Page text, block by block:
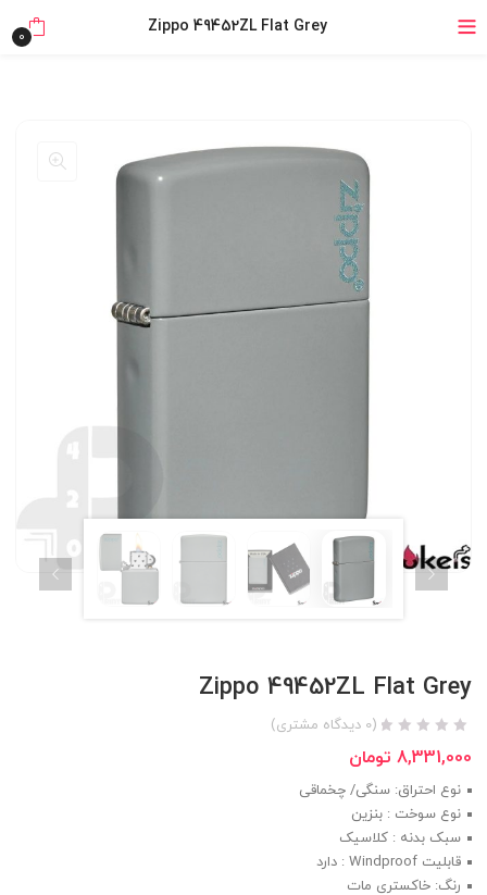
خرید قسطی با ترب‌پی
Zippo 49452ZL Flat Grey
0
Zippo 49452ZL Flat Grey
(
0 دیدگاه مشتری)
8,331,000 تومان
نوع احتراق: سنگی/ چخماقی
نوع سوخت : بنزین
سبک بدنه : کلاسیک
قابلیت Windproof : دارد
رنگ: خاکستری مات